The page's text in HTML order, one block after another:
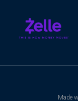
Made